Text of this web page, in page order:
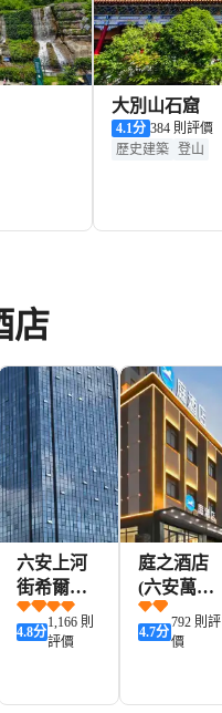
大別山石窟
4.1分 384 則評價
歷史建築 登山
店
六安上河
街希爾頓
歡朋酒店
4.8分
1,166 則
評價
庭之酒店
(六安萬達
廣場紅街
步行街店)
4.7分
792 則評
價